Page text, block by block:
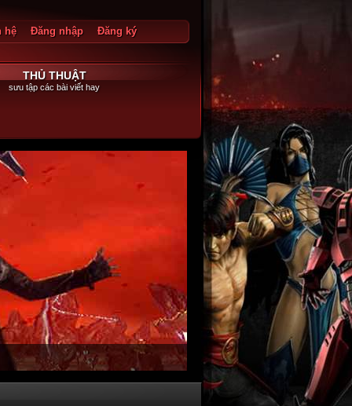
hệ Đăng nhập
Đăng ký
THỦ THUẬT
sưu tập các bài viết hay